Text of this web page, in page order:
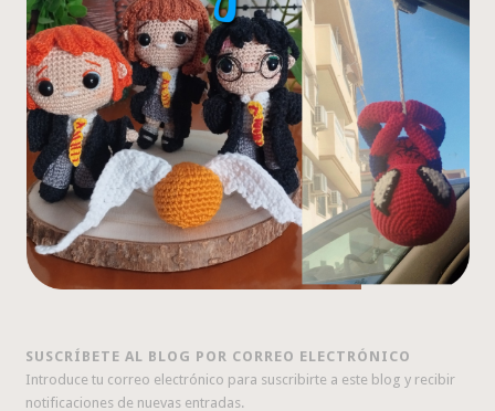
SUSCRÍBETE AL BLOG POR CORREO ELECTRÓNICO
Introduce tu correo electrónico para suscribirte a este blog y recibir
notificaciones de nuevas entradas.